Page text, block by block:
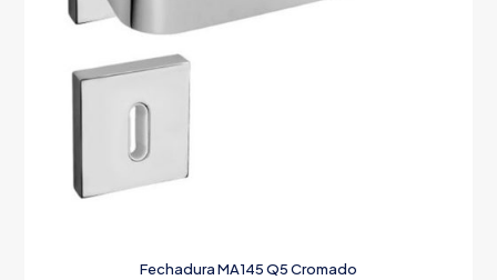
Fechadura MA145 Q5 Cromado